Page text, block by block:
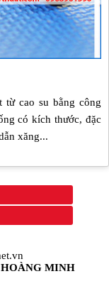
từ cao su bằng công
có kích thước, đặc
xăng...
MINH